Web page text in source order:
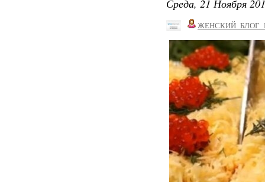
Среда, 21 Ноября